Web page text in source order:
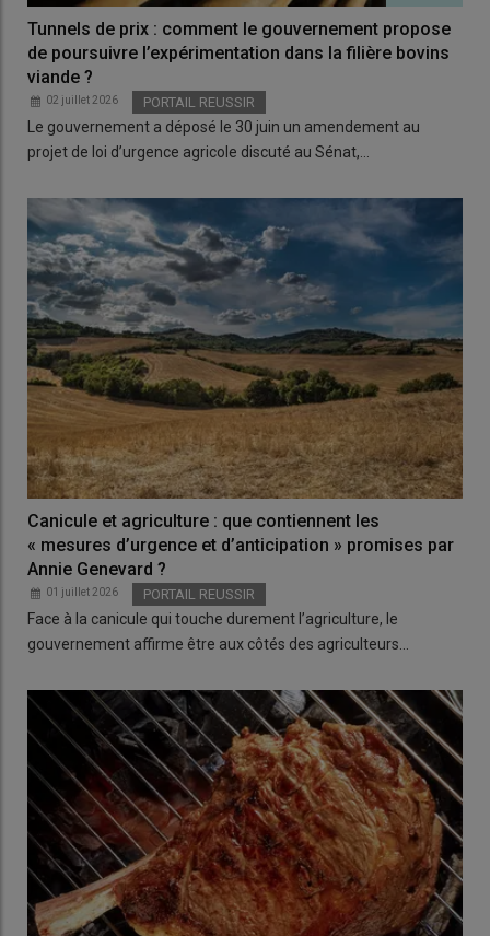
Tunnels de prix : comment le gouvernement propose
de poursuivre l’expérimentation dans la filière bovins
viande ?
02 juillet 2026 PORTAIL REUSSIR
Le gouvernement a déposé le 30 juin un amendement au
projet de loi d’urgence agricole discuté au Sénat,…
Canicule et agriculture : que contiennent les
« mesures d’urgence et d’anticipation » promises par
Annie Genevard ?
01 juillet 2026 PORTAIL REUSSIR
Face à la canicule qui touche durement l’agriculture, le
gouvernement affirme être aux côtés des agriculteurs…